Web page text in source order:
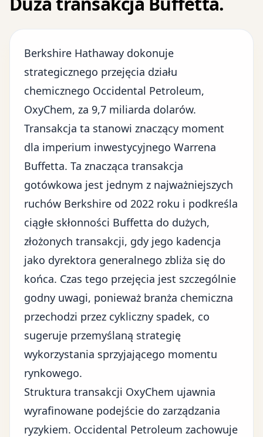
Berkshire Hathaway dokonuje
strategicznego przejęcia działu
chemicznego Occidental Petroleum,
OxyChem, za 9,7 miliarda dolarów.
Transakcja ta stanowi znaczący moment
dla imperium inwestycyjnego Warrena
Buffetta. Ta znacząca transakcja
gotówkowa jest jednym z najważniejszych
ruchów Berkshire od 2022 roku i podkreśla
ciągłe skłonności Buffetta do dużych,
złożonych transakcji, gdy jego kadencja
jako dyrektora generalnego zbliża się do
końca. Czas tego przejęcia jest szczególnie
godny uwagi, ponieważ branża chemiczna
przechodzi przez cykliczny spadek, co
sugeruje przemyślaną strategię
wykorzystania sprzyjającego momentu
rynkowego.
Struktura transakcji OxyChem ujawnia
wyrafinowane podejście do zarządzania
ryzykiem. Occidental Petroleum zachowuje